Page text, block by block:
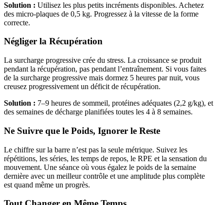
Solution : Utilisez les plus petits incréments disponibles. Achetez
des micro-plaques de 0,5 kg. Progressez à la vitesse de la forme
correcte.
Négliger la Récupération
La surcharge progressive crée du stress. La croissance se produit
pendant la récupération, pas pendant l’entraînement. Si vous faites
de la surcharge progressive mais dormez 5 heures par nuit, vous
creusez progressivement un déficit de récupération.
Solution : 7–9 heures de sommeil, protéines adéquates (2,2 g/kg), et
des semaines de décharge planifiées toutes les 4 à 8 semaines.
Ne Suivre que le Poids, Ignorer le Reste
Le chiffre sur la barre n’est pas la seule métrique. Suivez les
répétitions, les séries, les temps de repos, le RPE et la sensation du
mouvement. Une séance où vous égalez le poids de la semaine
dernière avec un meilleur contrôle et une amplitude plus complète
est quand même un progrès.